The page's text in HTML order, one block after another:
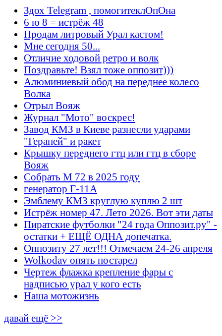
Здох Telegram , помогитеклОпОна
6 ю 8 = истрёж 48
Продам литровый Урал кастом!
Мне сегодня 50...
Отличие ходовой ретро и волк
Поздравьте! Взял тоже оппозит)))
Алюминиевый обод на переднее колесо
Волка
Отрыл Вояж
Журнал "Мото" воскрес!
Завод КМЗ в Киеве разнесли ударами
"Гераней" и ракет
Крышку переднего гтц или гтц в сборе
Вояж
Собрать М 72 в 2025 году
генератор Г-11А
Эмблему КМЗ круглую куплю 2 шт
Истрёж номер 47. Лето 2026. Вот эти даты
Пиратские футболки "24 года Оппозит.ру" -
остатки + ЕЩЁ ОДНА допечатка.
Оппозиту 27 лет!!! Отмечаем 24-26 апреля
Wolkodav опять постарел
Чертеж флажка крепление фары с
надписью урал у кого есть
Наша мотожизнь
давай ещё >>